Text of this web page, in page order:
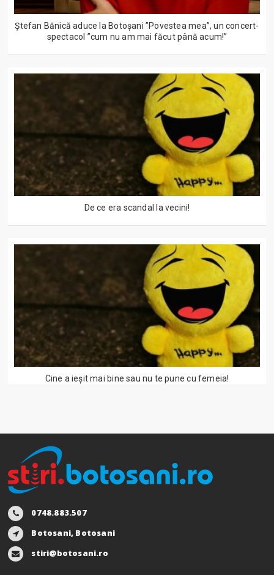
Ștefan Bănică aduce la Botoșani ”Povestea mea”, un concert-
spectacol ”cum nu am mai făcut până acum!”
De ce era scandal la vecini!
Cine a ieşit mai bine sau nu te pune cu femeia!
0748.883.507
Botosani, Botosani
stiri@botosani.ro